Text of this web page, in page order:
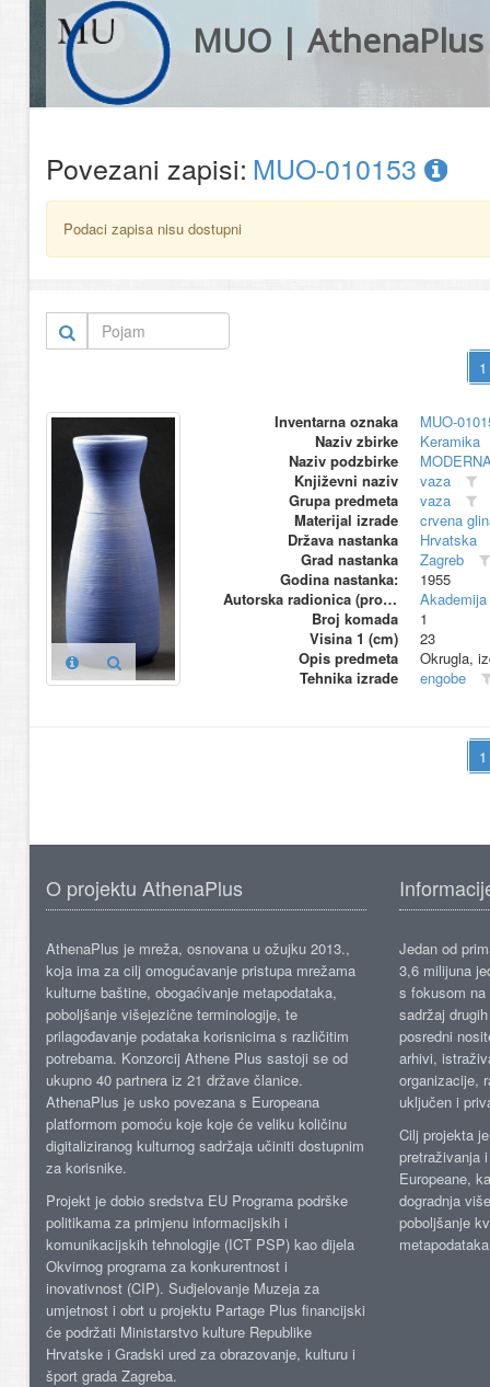
MUO | AthenaPlus
Povezani zapisi: MUO-010153
Podaci zapisa nisu dostupni
Inventarna oznaka
MUO-
Naziv zbirke
Keramika
Naziv podzbirke
Književni naziv
vaza
Grupa predmeta
vaza
Materijal izrade
crvena
Država nastanka
Hrvatska
Grad nastanka
Zagreb
Godina nastanka:
1955
Autorska radionica (proizvođač)
Broj komada
1
Visina 1 (cm)
23
Opis predmeta
Okrugla,
Tehnika izrade
engobe
O projektu AthenaPlus
AthenaPlus je mreža, osnovana u ožujku 2013.,
koja ima za cilj omogućavanje pristupa mrežama
kulturne baštine, obogaćivanje metapodataka,
poboljšanje višejezične terminologije, te
prilagođavanje podataka korisnicima s različitim
potrebama. Konzorcij Athene Plus sastoji se od
ukupno 40 partnera iz 21 države članice.
AthenaPlus je usko povezana s Europeana
platformom pomoću koje koje će veliku količinu
digitaliziranog kulturnog sadržaja učiniti dostupnim
za korisnike.
Projekt je dobio sredstva EU Programa podrške
politikama za primjenu informacijskih i
komunikacijskih tehnologije (ICT PSP) kao dijela
Okvirnog programa za konkurentnost i
inovativnost (CIP). Sudjelovanje Muzeja za
umjetnost i obrt u projektu Partage Plus financijski
će podržati Ministarstvo kulture Republike
Hrvatske i Gradski ured za obrazovanje, kulturu i
šport grada Zagreba.
Jedan od
3,6 milijuna
s fokusom
sadržaj
posredni
arhivi,
organizacije,
uključen i
Cilj projekta
pretraživanja
Europeane,
dogradnja
poboljšanje